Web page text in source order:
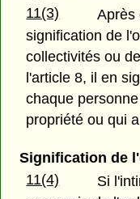
11(3)
Après
signification de
collectivités ou
l'article 8, il en
chaque
propriété ou qui
Signification de
11(4)
Si